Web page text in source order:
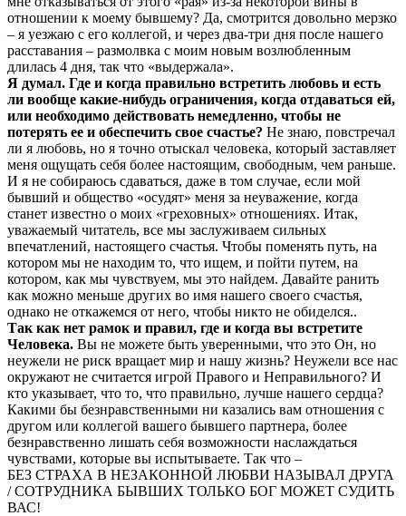
отношении к моему бывшему? Да, смотрится довольно мерзко
– я уезжаю с его коллегой, и через два-три дня после нашего
расставания – размолвка с моим новым возлюбленным
длилась 4 дня, так что «выдержала».
Я думал. Где и когда правильно встретить любовь и есть
ли вообще какие-нибудь ограничения, когда отдаваться ей,
или необходимо действовать немедленно, чтобы не
потерять ее и обеспечить свое счастье? Не знаю, повстречал
ли я любовь, но я точно отыскал человека, который заставляет
меня ощущать себя более настоящим, свободным, чем раньше.
И я не собираюсь сдаваться, даже в том случае, если мой
бывший и общество «осудят» меня за неуважение, когда
станет известно о моих «греховных» отношениях. Итак,
уважаемый читатель, все мы заслуживаем сильных
впечатлений, настоящего счастья. Чтобы поменять путь, на
котором мы не находим то, что ищем, и пойти путем, на
котором, как мы чувствуем, мы это найдем. Давайте ранить
как можно меньше других во имя нашего своего счастья,
однако не откажемся от него, чтобы никто не обиделся..
Так как нет рамок и правил, где и когда вы встретите
Человека. Вы не можете быть уверенными, что это Он, но
неужели не риск вращает мир и нашу жизнь? Неужели все нас
окружают не считается игрой Правого и Неправильного? И
кто указывает, что то, что правильно, лучше нашего сердца?
Какими бы безнравственными ни казались вам отношения с
другом или коллегой вашего бывшего партнера, более
безнравственно лишать себя возможности наслаждаться
чувствами, которые вы испытываете. Так что –
БЕЗ СТРАХА В НЕЗАКОННОЙ ЛЮБВИ НАЗЫВАЛ ДРУГА
/ СОТРУДНИКА БЫВШИХ ТОЛЬКО БОГ МОЖЕТ СУДИТЬ
ВАС!